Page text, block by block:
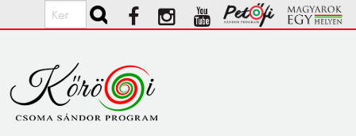
Ugrás a tartalomra
Keresés